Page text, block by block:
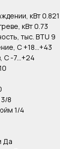
кВт 0.821
кВт 0.73
тыс. BTU 9
С +18...+43
С -7...+24
8
1/4
Да